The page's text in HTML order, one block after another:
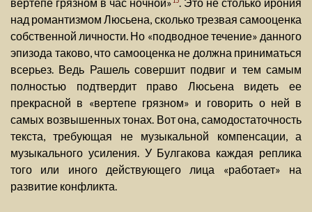
вертепе грязном в час ночной» . Это не столько ирония
над романтизмом Люсьена, сколько трезвая самооценка
собственной личности. Но «подводное течение» данного
эпизода таково, что самооценка не должна приниматься
всерьез. Ведь Рашель совершит подвиг и тем самым
полностью подтвердит право Люсьена видеть ее
прекрасной в «вертепе грязном» и говорить о ней в
самых возвышенных тонах. Вот она, самодостаточность
текста, требующая не музыкальной компенсации, а
музыкального усиления. У Булгакова каждая реплика
того или иного действующего лица «работает» на
развитие конфликта.